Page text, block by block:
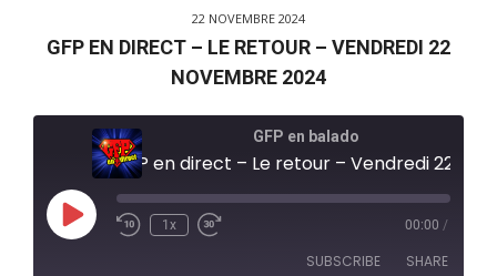
22 NOVEMBRE 2024
GFP EN DIRECT – LE RETOUR – VENDREDI 22
NOVEMBRE 2024
GFP en balado
Play
Episode
1x 00:00 /
SUBSCRIBE SHARE